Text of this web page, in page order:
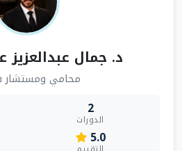
د. جمال عبدالعزيز
محامي ومستشار
2
الدورات
5.0